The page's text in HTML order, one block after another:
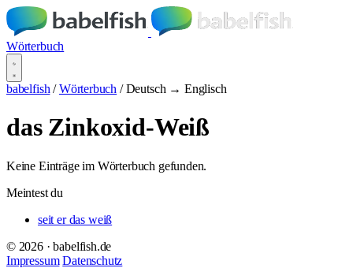
Wörterbuch
babelfish / Wörterbuch / Deutsch → Englisch
das Zinkoxid-Weiß
Keine Einträge im Wörterbuch gefunden.
Meintest du
seit er das weiß
© 2026 · babelfish.de
Impressum Datenschutz